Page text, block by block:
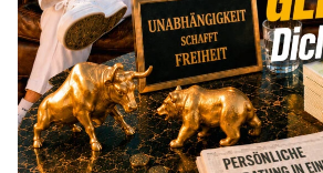
WEITERE ARTIKEL
zurückweiter
mehr